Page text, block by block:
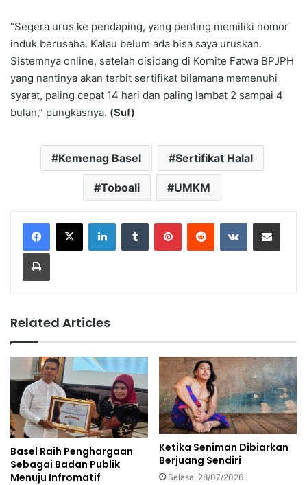
“Segera urus ke pendaping, yang penting memiliki nomor
induk berusaha. Kalau belum ada bisa saya uruskan.
Sistemnya online, setelah disidang di Komite Fatwa BPJPH
yang nantinya akan terbit sertifikat bilamana memenuhi
syarat, paling cepat 14 hari dan paling lambat 2 sampai 4
bulan,” pungkasnya. (Suf)
Kemenag Basel Sertifikat Halal
Toboali UMKM
LinkedInTumblr PinterestReddit VKontakteShare via Email
Print
Related Articles
Basel Raih Penghargaan
Sebagai Badan Publik
Menuju Infromatif
Ketika Seniman Dibiarkan
Berjuang Sendiri
Selasa, 28/07/2026